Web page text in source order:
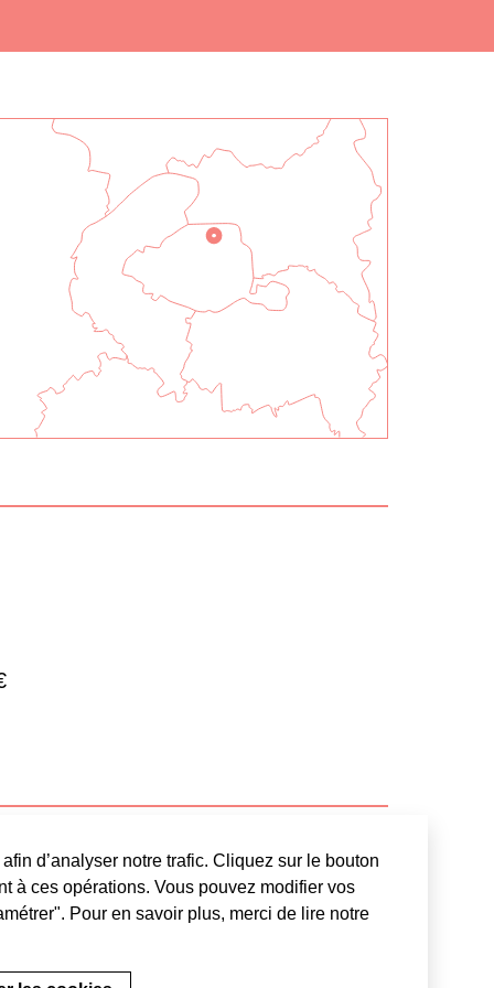
d’analyser notre trafic. Cliquez sur le bouton
à ces opérations. Vous pouvez modifier vos
Pour en savoir plus, merci de lire notre
de la